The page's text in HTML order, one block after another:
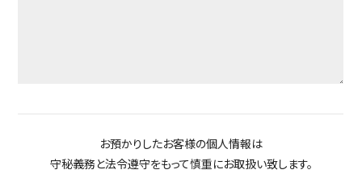
お預かりしたお客様の個人情報は
守秘義務と法令遵守をもって慎重にお取扱い致します。